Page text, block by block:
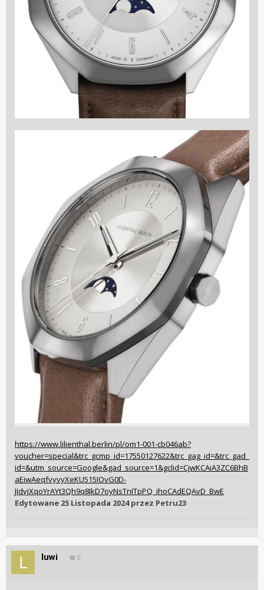
https://www.lilienthal.berlin/pl/om1-001-cb046ab?
voucher=special&trc_gcmp_id=17550127622&trc_gag_id=&trc_gad_
id=&utm_source=Google&gad_source=1&gclid=CjwKCAiA3ZC6BhB
aEiwAeqfvyvyXeKU515IOvG0D-
JIdvjXqoYrAYt3Qh9q8JkD7oyNsTnITpPQ_ihoCAdEQAvD_BwE
Edytowane 25 Listopada 2024przez Petru23
luwi 0